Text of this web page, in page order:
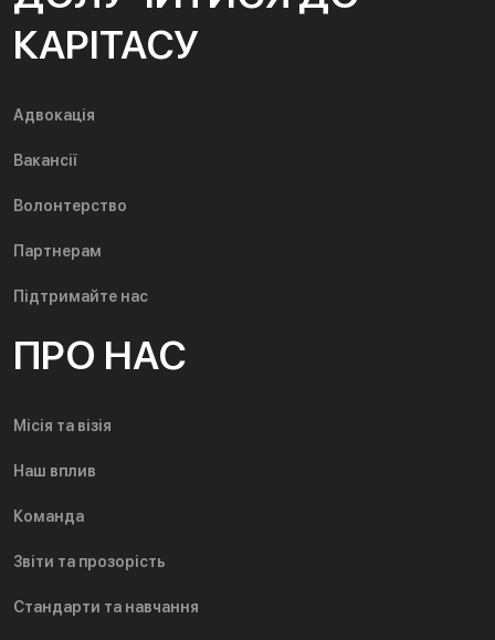
КАРІТАСУ
Адвокація
Вакансії
Волонтерство
Партнерам
Підтримайте нас
ПРО НАС
Місія та візія
Наш вплив
Команда
Звіти та прозорість
Стандарти та навчання